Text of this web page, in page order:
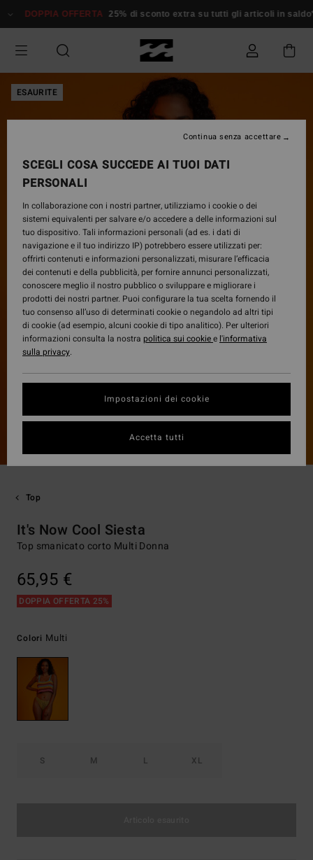
alle
prodotto
DOPPIA OFFERTA 25% di sconto extra su tutti gli articoli in saldo*
ESAURITE
Top
It's Now Cool Siesta
Top smanicato corto Multi Donna
65,95 €
DOPPIA OFFERTA 25%
Colori Multi
S M L XL
SCEGLI COSA SUCCEDE AI TUOI DATI
PERSONALI
In collaborazione con i nostri partner, utilizziamo i cookie o dei
sistemi equivalenti per salvare e/o accedere a delle informazioni sul
tuo dispositivo. Tali informazioni personali (ad es. i dati di
navigazione e il tuo indirizzo IP) potrebbero essere utilizzati per:
offrirti contenuti e informazioni personalizzati, misurare l’efficacia
dei contenuti e della pubblicità, per fornire annunci personalizzati,
conoscere meglio il nostro pubblico o sviluppare e migliorare i
prodotti dei nostri partner. Puoi configurare la tua scelta fornendo il
tuo consenso all’uso di determinati cookie o negandolo ad altri tipi
di cookie (ad esempio, alcuni cookie di tipo analitico). Per ulteriori
informazioni consulta la nostra politica sui cookiee l'informativa
sulla privacy.
Impostazioni dei cookie
Continua senza accettare
Accetta tutti